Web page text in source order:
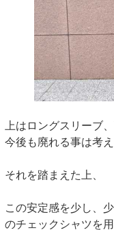
上はロングスリーブ
今後も廃れる事は考
それを踏まえた上、
この安定感を少し、
のチェックシャツを